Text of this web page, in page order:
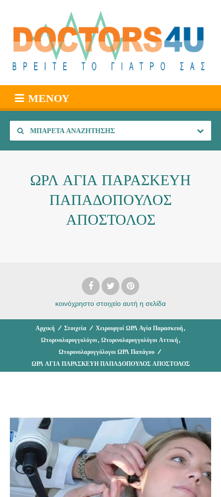
ΜΕΝΟΎ
ΜΠΑΡΈΤΑ ΑΝΑΖΉΤΗΣΗΣ
ΩΡΛ ΑΓΙΑ ΠΑΡΑΣΚΕΥΗ
ΠΑΠΑΔΟΠΟΥΛΟΣ
ΑΠΟΣΤΟΛΟΣ
κοινόχρηστο στοιχείο αυτή η σελίδα
Αρχική / Στοιχεία / Χειρουργοί ΩΡΛ Αγία Παρασκευή ,
Ωτορινολαρυγγολόγοι , Ωτορινολαρυγγολόγοι Αττική ,
Ωτορυνολαρυγγόλογοι ΩΡΛ Παπάγου /
ΩΡΛ ΑΓΙΑ ΠΑΡΑΣΚΕΥΗ ΠΑΠΑΔΟΠΟΥΛΟΣ ΑΠΟΣΤΟΛΟΣ